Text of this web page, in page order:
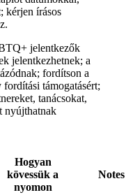
kérjen írásos
jelentkezők
jelentkezhetnek; a
fordítson a
támogatásért;
tanácsokat,
nyújthatnak
Hogyan
kövessük a
nyomon
Notes